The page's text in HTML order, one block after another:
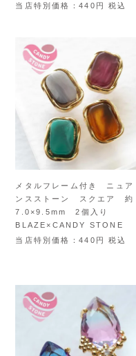
当店特別価格
440 税込
メタルフレーム付き ニュア
ンスストーン スクエア 約
7.0×9.5mm 2個入り
BLAZE×CANDY STONE
当店特別価格
440 税込